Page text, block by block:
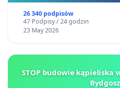
26 340 podpisów
47 Podpisy / 24 godzin
23 May 2026
STOP budowie kąpieliska